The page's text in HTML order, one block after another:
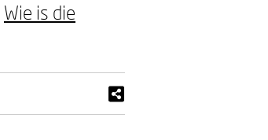
Wie is die